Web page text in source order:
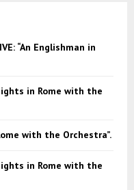
“An Englishman in
in Rome with the
with the Orchestra”.
in Rome with the